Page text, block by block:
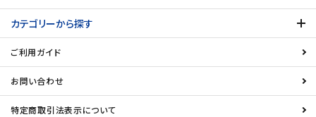
カテゴリーから探す
ご利用ガイド
お問い合わせ
特定商取引法表示について